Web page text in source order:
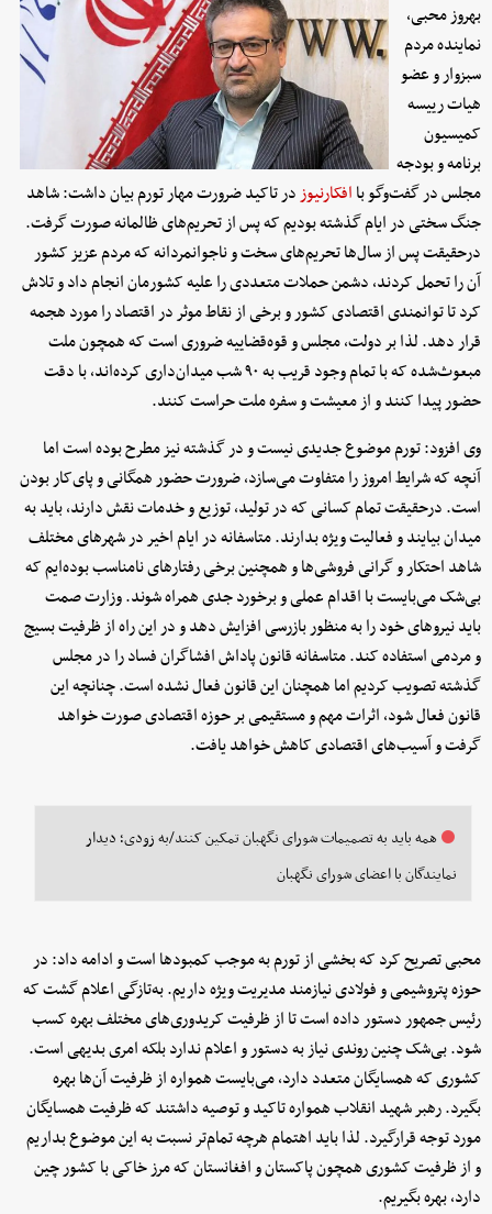
بهروز محبی،
نماینده مردم
سبزوار و عضو
هیات رییسه
کمیسیون
برنامه و بودجه
مجلس در گفت‌وگو باافکارنیوزدر تاکید ضرورت مهار تورم بیان داشت: شاهد
جنگ سختی در ایام گذشته بودیم که پس از تحریم‌های ظالمانه صورت گرفت.
درحقیقت پس از سال‌ها تحریم‌های سخت و ناجوانمردانه که مردم عزیز کشور
آن‌ را تحمل کردند، دشمن حملات متعددی را علیه کشورمان انجام داد و تلاش
کرد تا توانمندی اقتصادی کشور و برخی از نقاط موثر در اقتصاد را مورد هجمه
قرار دهد. لذا بر دولت، مجلس و قوه‌قضاییه ضروری است که همچون ملت
مبعوث‌شده که با تمام وجود قریب به ۹۰ شب میدان‌داری کرده‌اند، با دقت
حضور پیدا کنند و از معیشت و سفره ملت حراست کنند.
وی افزود: تورم موضوع جدیدی نیست و در گذشته نیز مطرح بوده است اما
آنچه که شرایط امروز را متفاوت می‌سازد، ضرورت حضور همگانی و پای‌کار بودن
است. درحقیقت تمام کسانی که در تولید، توزیع و خدمات نقش دارند، باید به
میدان بیایند و فعالیت ویژه بدارند. متاسفانه در ایام اخیر در شهرهای مختلف
شاهد احتکار و گرانی فروشی‌ها و همچنین برخی رفتارهای نامناسب بوده‌ایم که
بی‌شک می‌بایست با اقدام عملی و برخورد جدی همراه شوند. وزارت صمت
باید نیروهای خود را به منظور بازرسی افزایش دهد و در این راه از ظرفیت بسیج
و مردمی استفاده کند. متاسفانه قانون پاداش افشاگران فساد را در مجلس
گذشته تصویب کردیم اما همچنان این قانون فعال نشده است. چنانچه این
قانون فعال شود، اثرات مهم و مستقیمی بر حوزه اقتصادی صورت خواهد
گرفت و آسیب‌های اقتصادی کاهش خواهد یافت.
همه باید به تصمیمات شورای نگهبان تمکین کنند/به زودی؛ دیدار
نمایندگان با اعضای شورای نگهبان
محبی تصریح کرد که بخشی از تورم به موجب کمبودها است و ادامه داد: در
حوزه پتروشیمی و فولادی نیازمند مدیریت ویژه داریم. به‌تازگی اعلام گشت که
رئیس جمهور دستور داده‌ است تا از ظرفیت کریدوری‌های مختلف بهره کسب
شود. بی‌شک چنین روندی نیاز به دستور و اعلام ندارد بلکه امری بدیهی است.
کشوری که همسایگان متعدد دارد، می‌بایست همواره از ظرفیت آن‌ها بهره
بگیرد. رهبر شهید انقلاب همواره تاکید و توصیه داشتند که ظرفیت همسایگان
مورد توجه قرارگیرد. لذا باید اهتمام هرچه تمام‌تر نسبت به این موضوع بداریم
و از ظرفیت کشوری همچون پاکستان و افغانستان که مرز خاکی با کشور چین
دارد، بهره بگیریم.